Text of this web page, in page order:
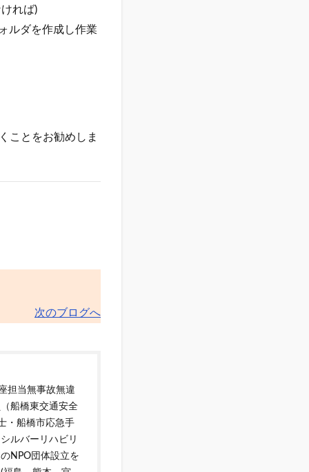
れば)
ルダを作成し作業
ことをお勧めしま
次のブログへ
担当無事故無違
船橋東交通安全
・船橋市応急手
ルバーリハビリ
NPO団体設立を